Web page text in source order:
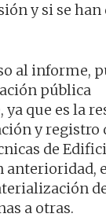
y si se han
al informe,
pública
que es la
y registro
de
anterioridad,
a otras.